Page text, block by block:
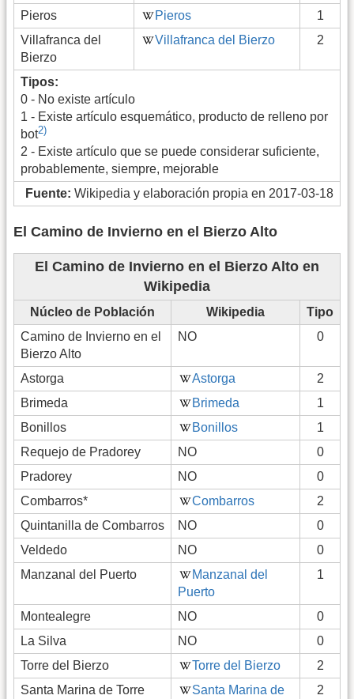
Pieros Pieros
1
Villafranca del
Bierzo
Villafranca del Bierzo 2
Tipos:
0 - No existe artículo
1 - Existe artículo esquemático, producto de relleno por
bot2)
2 - Existe artículo que se puede considerar suficiente,
probablemente, siempre, mejorable
Fuente: Wikipedia y elaboración propia en 2017-03-18
El Camino de Invierno en el Bierzo Alto
El Camino de Invierno en el Bierzo Alto en
Wikipedia
Núcleo de Población Wikipedia
Tipo
Camino de Invierno en el
Bierzo Alto
NO 0
Astorga Astorga
2
Brimeda
Brimeda
1
Bonillos
Bonillos
1
Requejo de Pradorey
NO
0
Pradorey
NO
0
Combarros*
Combarros
2
Quintanilla de Combarros
NO
0
Veldedo
NO
0
Manzanal del Puerto
Manzanal del
Puerto
1
Montealegre NO
0
La Silva
NO
0
Torre del Bierzo
Torre del Bierzo
2
Santa Marina de Torre
Santa Marina de
2